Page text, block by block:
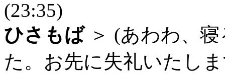
(23:35)
ひさもば＞ (あわわ、
た。お先に失礼いたし